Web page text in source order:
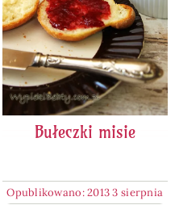
Bułeczki misie
Opublikowano: 2013 3 sierpnia